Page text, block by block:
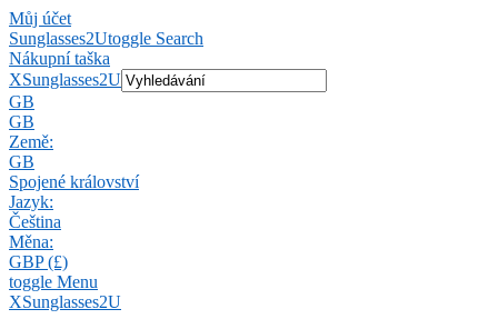
Můj účet
Sunglasses2Utoggle Search
Nákupní taška
XSunglasses2U
GB
GB
Země:
GB
Spojené království
Jazyk:
Čeština
Měna:
GBP (£)
toggle Menu
XSunglasses2U